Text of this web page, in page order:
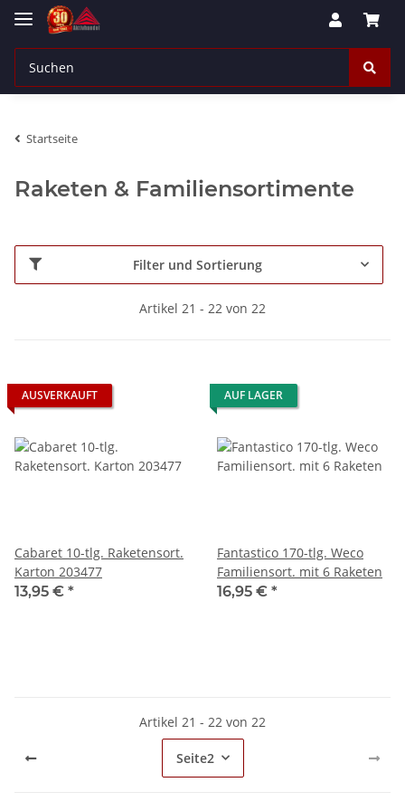
Startseite
Raketen & Familiensortimente
Filter und Sortierung
Artikel 21 - 22 von 22
AUSVERKAUFT
Cabaret 10-tlg. Raketensort.
Karton 203477
13,95 € *
AUF LAGER
Fantastico 170-tlg. Weco
Familiensort. mit 6 Raketen
16,95 € *
Artikel 21 - 22 von 22
Seite2